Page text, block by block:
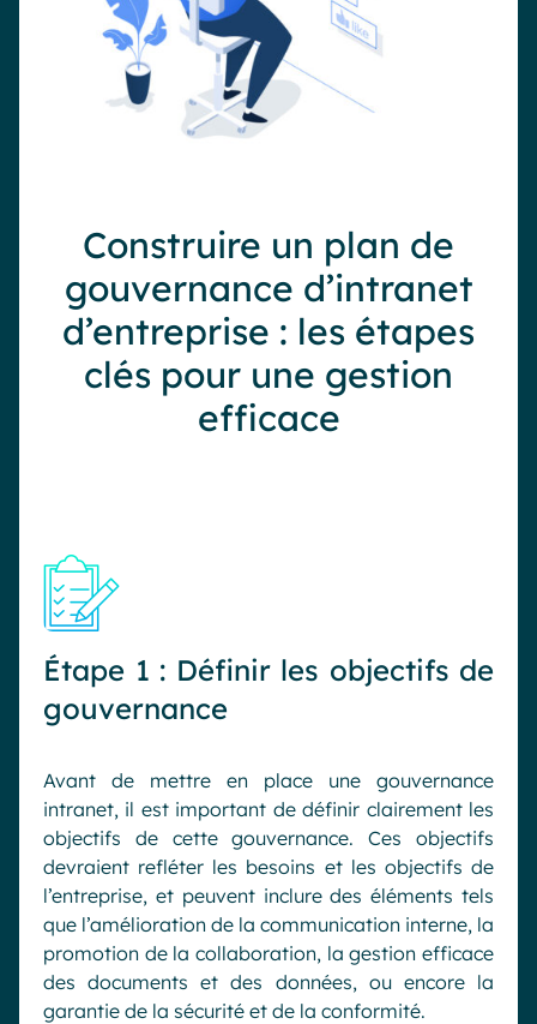
Construire un plan de
gouvernance d’intranet
d’entreprise : les étapes
clés pour une gestion
efficace
Étape 1 : Définir les objectifs de
gouvernance
Avant de mettre en place une gouvernance
intranet, il est important de définir clairement les
objectifs de cette gouvernance. Ces objectifs
devraient refléter les besoins et les objectifs de
l’entreprise, et peuvent inclure des éléments tels
que l’amélioration de la communication interne, la
promotion de la collaboration, la gestion efficace
des documents et des données, ou encore la
garantie de la sécurité et de la conformité.